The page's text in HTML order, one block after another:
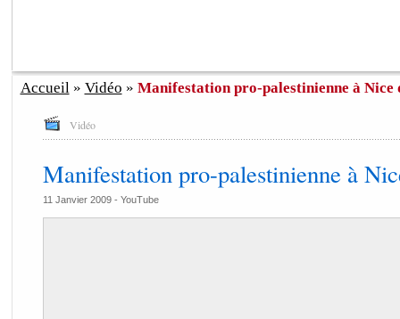
Accueil» Vidéo » Manifestation pro-palestinienne à Nice
Vidéo
Manifestation pro-palestinienne à
11 Janvier 2009 - YouTube